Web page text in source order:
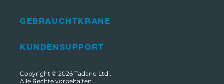
GEBRAUCHTKRANE
KUNDENSUPPORT
Copyright © 2026 Tadano Ltd .
Alle Rechte vorbehalten.